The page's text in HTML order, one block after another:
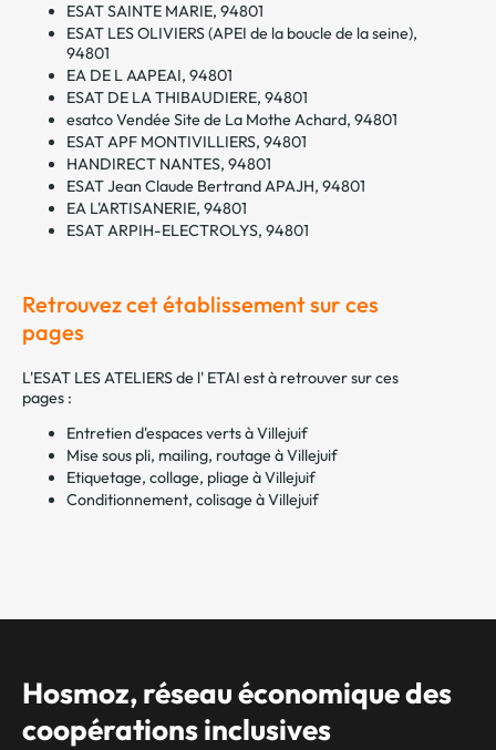
ESAT SAINTE MARIE, 94801
ESAT LES OLIVIERS (APEI de la boucle de la seine),
94801
EA DE L AAPEAI, 94801
ESAT DE LA THIBAUDIERE, 94801
esatco Vendée Site de La Mothe Achard, 94801
ESAT APF MONTIVILLIERS, 94801
HANDIRECT NANTES, 94801
ESAT Jean Claude Bertrand APAJH, 94801
EA L'ARTISANERIE, 94801
ESAT ARPIH-ELECTROLYS, 94801
Retrouvez cet établissement sur ces
pages
L'ESAT LES ATELIERS de l' ETAI est à retrouver sur ces
pages :
Entretien d'espaces verts à Villejuif
Mise sous pli, mailing, routage à Villejuif
Etiquetage, collage, pliage à Villejuif
Conditionnement, colisage à Villejuif
Hosmoz, réseau économique des
coopérations inclusives